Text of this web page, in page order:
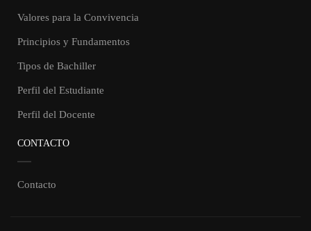
Valores para la Convivencia
Principios y Fundamentos
Tipos de Bachiller
Perfil del Estudiante
Perfil del Docente
CONTACTO
Contacto